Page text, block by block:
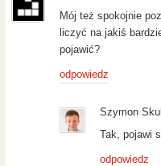
Mój też spokojnie
liczyć na jakiś
pojawić?
odpowiedz
Szymon
Tak, pojawi
odpowiedz